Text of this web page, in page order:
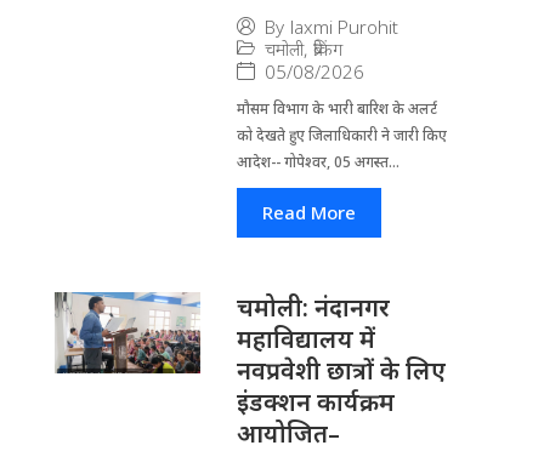
By laxmi Purohit
चमोली, ब्रेकिंग
05/08/2026
मौसम विभाग के भारी बारिश के अलर्ट
को देखते हुए जिला​धिकारी ने जारी किए
आदेश-- गोपेश्वर, 05 अगस्त...
Read More
चमोली: नंदानगर
महाविद्यालय में
नवप्रवेशी छात्रों के लिए
इंडक्शन कार्यक्रम
आयोजित–